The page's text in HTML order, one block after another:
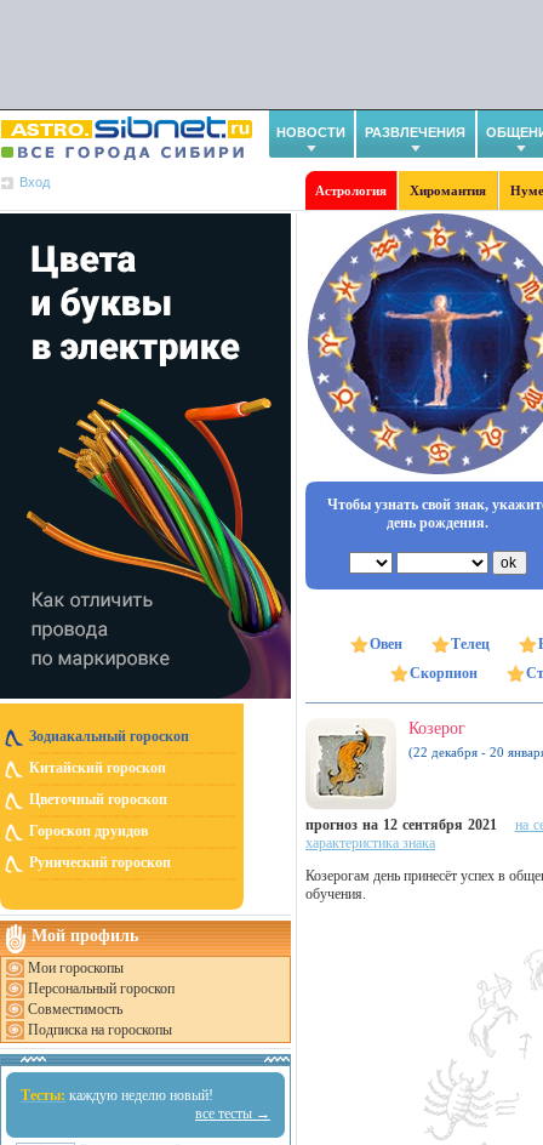
НОВОСТИ РАЗВЛЕЧЕНИЯ
Вход
Астрология Хиромантия
Зодиакальный гороскоп
Китайский гороскоп
Цветочный гороскоп
Гороскоп друидов
Рунический гороскоп
Мой профиль
Мои гороскопы
Персональный гороскоп
Совместимость
Подписка на гороскопы
Тесты: каждую неделю новый!
все тесты →
Чтобы узнать свой знак,
день рождения.
Овен Телец
Скорпион
Козерог
(22 декабря - 20
прогноз на 12 сентября 2021
на
характеристика знака
Козерогам день принесёт успех в
обучения.